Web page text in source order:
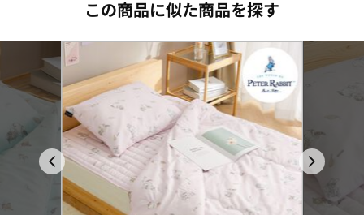
この商品に似た商品を探す